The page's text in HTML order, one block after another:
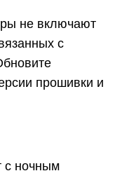
не включают
с
прошивки и
с ночным